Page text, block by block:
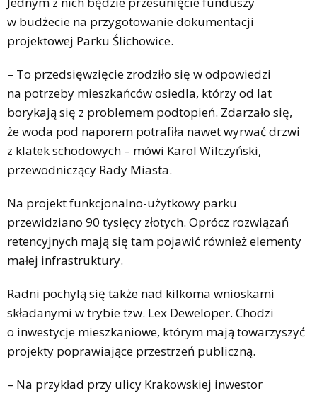
w budżecie na przygotowanie dokumentacji
projektowej Parku Ślichowice.
– To przedsięwzięcie zrodziło się w odpowiedzi
na potrzeby mieszkańców osiedla, którzy od lat
borykają się z problemem podtopień. Zdarzało się,
że woda pod naporem potrafiła nawet wyrwać drzwi
z klatek schodowych – mówi Karol Wilczyński,
przewodniczący Rady Miasta.
Na projekt funkcjonalno-użytkowy parku
przewidziano 90 tysięcy złotych. Oprócz rozwiązań
retencyjnych mają się tam pojawić również elementy
małej infrastruktury.
Radni pochylą się także nad kilkoma wnioskami
składanymi w trybie tzw. Lex Deweloper. Chodzi
o inwestycje mieszkaniowe, którym mają towarzyszyć
projekty poprawiające przestrzeń publiczną.
– Na przykład przy ulicy Krakowskiej inwestor